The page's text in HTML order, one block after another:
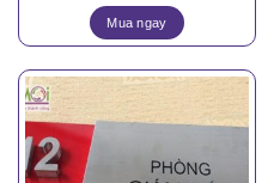
Mua ngay